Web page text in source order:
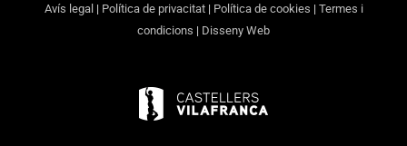
Avís legal | Política de privacitat| Política de cookies | Termes i
condicions | Disseny Web